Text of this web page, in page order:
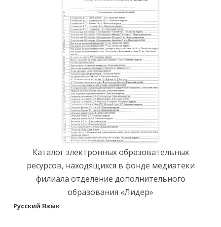
Каталог электронных образовательных
ресурсов, находящихся в фонде медиатеки
филиала отделение дополнительного
образования «Лидер»
Русский Язык